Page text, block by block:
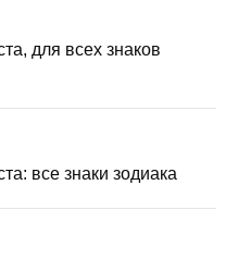
для всех знаков
все знаки зодиака